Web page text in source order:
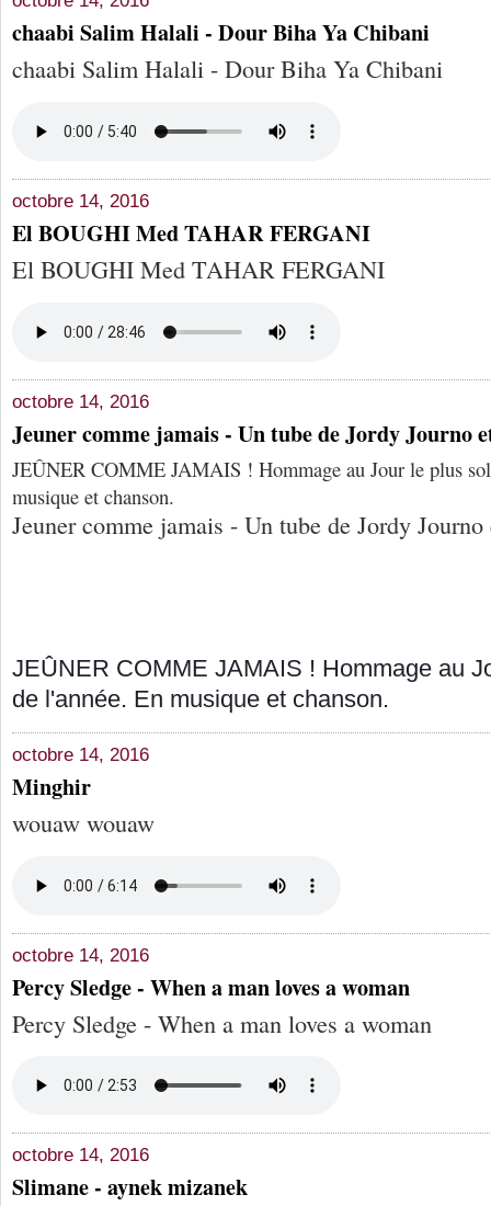
chaabi Salim Halali - Dour Biha Ya Chibani
chaabi Salim Halali - Dour Biha Ya Chibani
octobre 14, 2016
El BOUGHI Med TAHAR FERGANI
El BOUGHI Med TAHAR FERGANI
octobre 14, 2016
Jeuner comme jamais - Un tube de Jordy Journo
JEÛNER COMME JAMAIS ! Hommage au Jour le plus
musique et chanson.
Jeuner comme jamais - Un tube de Jordy
JEÛNER COMME JAMAIS ! Hommage au
de l'année. En musique et chanson.
octobre 14, 2016
Minghir
wouaw wouaw
octobre 14, 2016
Percy Sledge - When a man loves a woman
Percy Sledge - When a man loves a woman
octobre 14, 2016
Slimane - aynek mizanek